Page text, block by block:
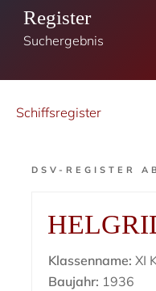
Register
Suchergebnis
Schiffsregister
DSV-REGISTER
Klassenname: XI
Baujahr: 1936